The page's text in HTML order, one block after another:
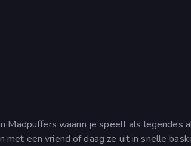
waarin je speelt als legendes
met een vriend of daag ze uit in snelle